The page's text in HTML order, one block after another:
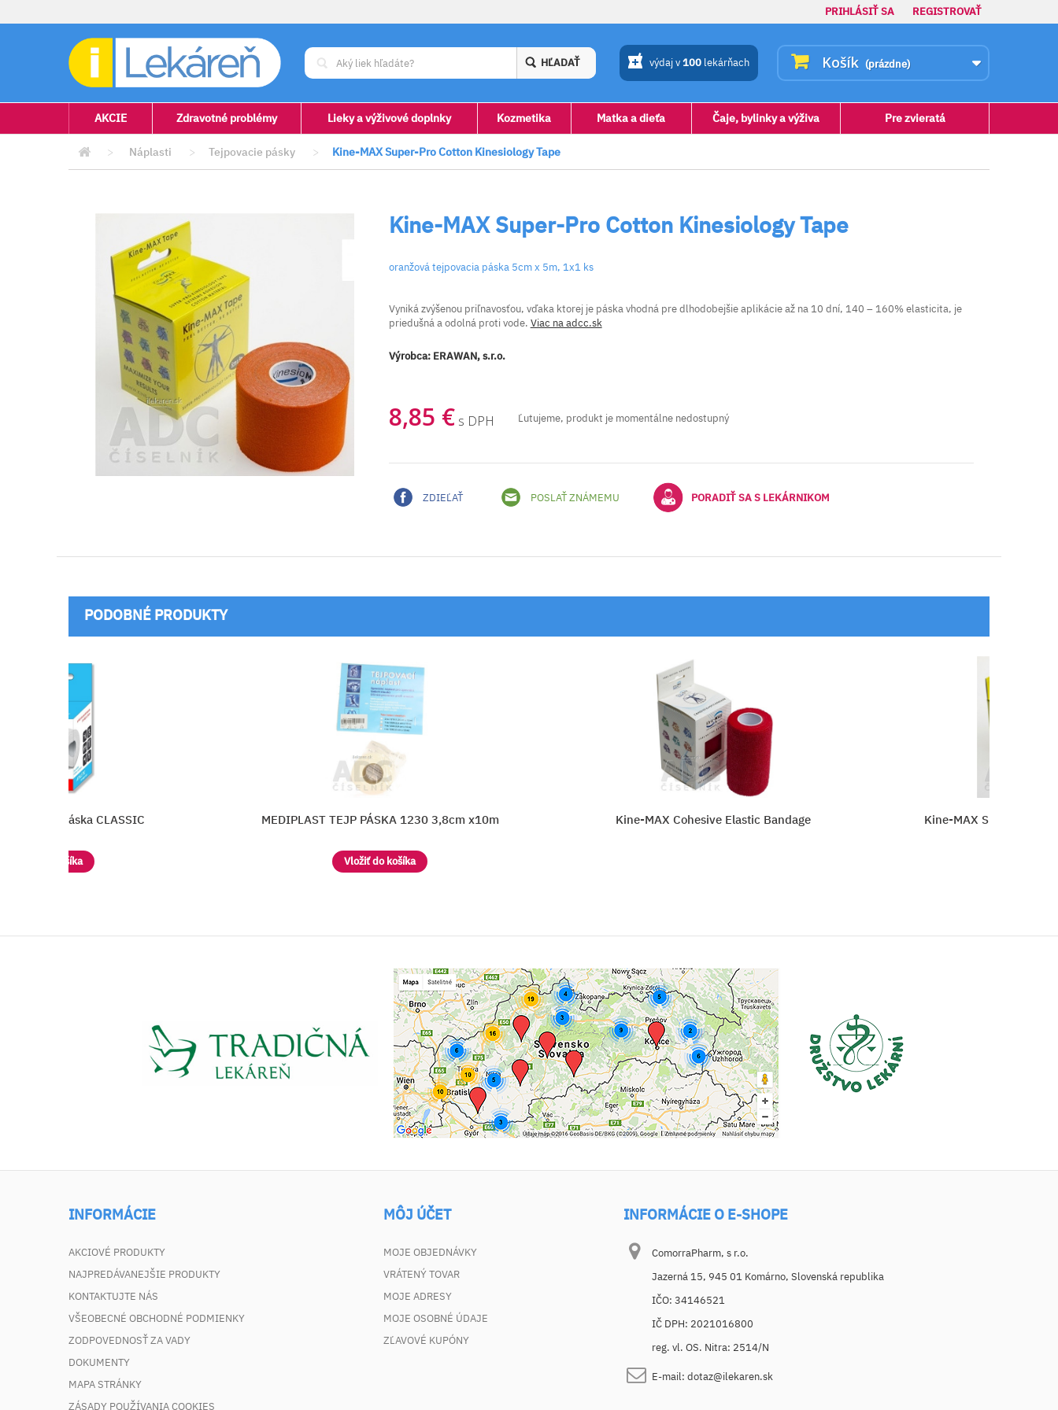
PRIHLÁSIŤ SA REGISTROVAŤ
Košík (prázdne)
HĽADAŤ výdaj v100 lekárňach
AKCIE Zdravotné problémy Lieky a výživové doplnky Kozmetika Matka a dieťa Čaje, bylinky a výživa Pre zvieratá
> Náplasti > Tejpovacie pásky > Kine-MAX Super-Pro Cotton Kinesiology Tape
Kine-MAX Super-Pro Cotton Kinesiology Tape
oranžová tejpovacia páska 5cm x 5m, 1x1 ks
Vyniká zvýšenou priľnavosťou, vďaka ktorej je páska vhodná pre dlhodobejšie aplikácie až na 10 dní, 140 – 160% elasticita, je
priedušná a odolná proti vode. Viac na adcc.sk
Výrobca: ERAWAN, s.r.o.
8,85 € s DPH Ľutujeme, produkt je momentálne nedostupný
ZDIEĽAŤ POSLAŤ ZNÁMEMU PORADIŤ SA S LEKÁRNIKOM
PODOBNÉ PRODUKTY
MEDIPLAST TEJP PÁSKA 1230 3,8cm x10m
Vložiť do košíka
Kine-MAX Cohesive Elastic Bandage Kine-MAX Super-Pro Cotton
INFORMÁCIE
AKCIOVÉ PRODUKTY
NAJPREDÁVANEJŠIE PRODUKTY
KONTAKTUJTE NÁS
VŠEOBECNÉ OBCHODNÉ PODMIENKY
ZODPOVEDNOSŤ ZA VADY
DOKUMENTY
MAPA STRÁNKY
ZÁSADY POUŽÍVANIA COOKIES
MÔJ ÚČET
MOJE OBJEDNÁVKY
VRÁTENÝ TOVAR
MOJE ADRESY
MOJE OSOBNÉ ÚDAJE
ZĽAVOVÉ KUPÓNY
INFORMÁCIE O E-SHOPE
ComorraPharm, s r.o.
Jazerná 15, 945 01 Komárno, Slovenská republika
IČO: 34146521
IČ DPH: 2021016800
reg. vl. OS. Nitra: 2514/N
E-mail: dotaz@ilekaren.sk